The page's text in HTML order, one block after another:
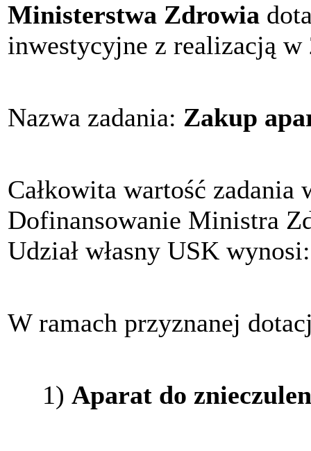
Ministerstwa Zdrowia
inwestycyjne z realizacją w
Nazwa zadania: Zakup
Całkowita wartość
Dofinansowanie Ministra
Udział własny USK
W ramach przyznanej
1) Aparat do